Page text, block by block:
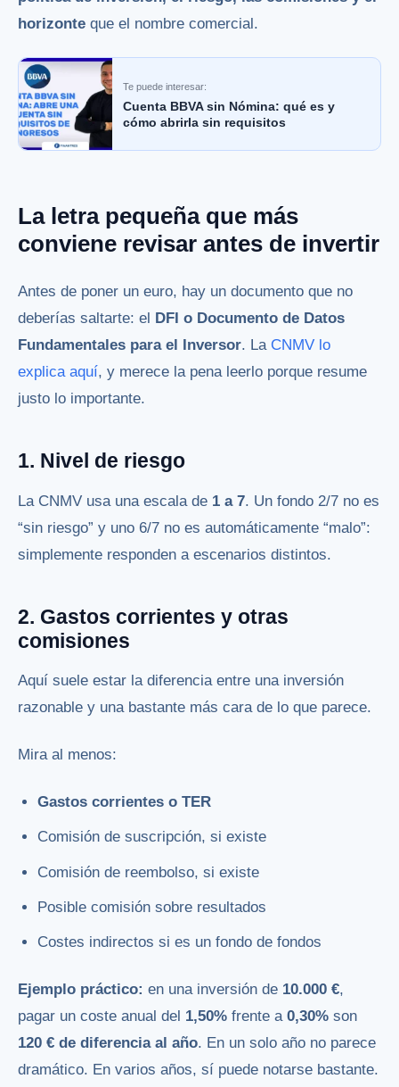
horizonte que el nombre comercial.
Te puede interesar:
Cuenta BBVA sin Nómina: qué es y
cómo abrirla sin requisitos
La letra pequeña que más
conviene revisar antes de invertir
Antes de poner un euro, hay un documento que no
deberías saltarte: el DFI o Documento de Datos
Fundamentales para el Inversor. La CNMV lo
explica aquí, y merece la pena leerlo porque resume
justo lo importante.
1. Nivel de riesgo
La CNMV usa una escala de 1 a 7. Un fondo 2/7 no es
“sin riesgo” y uno 6/7 no es automáticamente “malo”:
simplemente responden a escenarios distintos.
2. Gastos corrientes y otras
comisiones
Aquí suele estar la diferencia entre una inversión
razonable y una bastante más cara de lo que parece.
Mira al menos:
Gastos corrientes o TER
Comisión de suscripción, si existe
Comisión de reembolso, si existe
Posible comisión sobre resultados
Costes indirectos si es un fondo de fondos
Ejemplo práctico: en una inversión de 10.000 €,
pagar un coste anual del 1,50% frente a 0,30% son
120 € de diferencia al año. En un solo año no parece
dramático. En varios años, sí puede notarse bastante.